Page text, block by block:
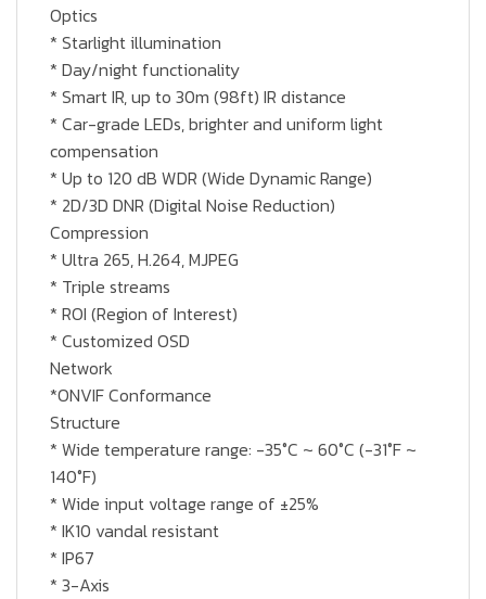
Optics
* Starlight illumination
* Day/night functionality
* Smart IR, up to 30m (98ft) IR distance
* Car-grade LEDs, brighter and uniform light
compensation
* Up to 120 dB WDR (Wide Dynamic Range)
* 2D/3D DNR (Digital Noise Reduction)
Compression
* Ultra 265, H.264, MJPEG
* Triple streams
* ROI (Region of Interest)
* Customized OSD
Network
*ONVIF Conformance
Structure
* Wide temperature range: -35°C ~ 60°C (-31°F ~
140°F)
* Wide input voltage range of ±25%
* IK10 vandal resistant
* IP67
* 3-Axis